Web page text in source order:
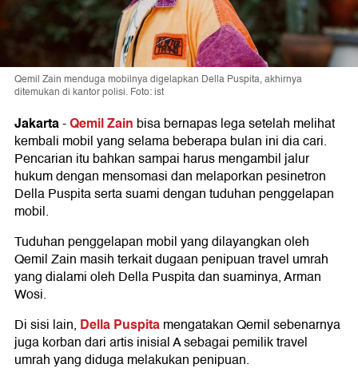
Qemil Zain menduga mobilnya digelapkan Della Puspita, akhirnya
ditemukan di kantor polisi. Foto: ist
Jakarta-Qemil Zain bisa bernapas lega setelah melihat
kembali mobil yang selama beberapa bulan ini dia cari.
Pencarian itu bahkan sampai harus mengambil jalur
hukum dengan mensomasi dan melaporkan pesinetron
Della Puspita serta suami dengan tuduhan penggelapan
mobil.
Tuduhan penggelapan mobil yang dilayangkan oleh
Qemil Zain masih terkait dugaan penipuan travel umrah
yang dialami oleh Della Puspita dan suaminya, Arman
Wosi.
Di sisi lain, Della Puspitamengatakan Qemil sebenarnya
juga korban dari artis inisial A sebagai pemilik travel
umrah yang diduga melakukan penipuan.